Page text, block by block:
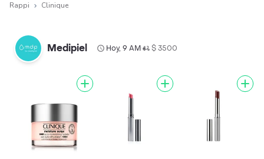
Rappi Clinique
Medipiel Hoy, 9 AM• $ 3500